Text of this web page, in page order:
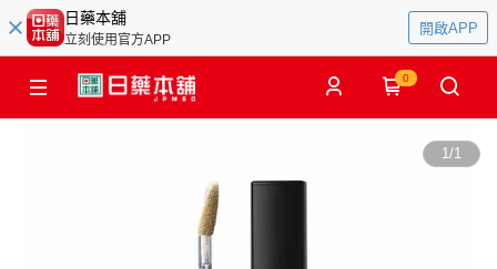
日藥本舖
立刻使用官方APP
開啟APP
0
1/1